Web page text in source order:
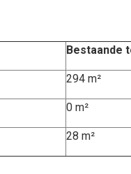
Bestaande
294 m²
0 m²
28 m²